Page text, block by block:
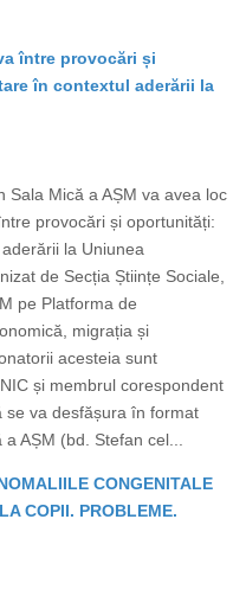
între provocări și
în contextul aderării la
Mică a AȘM va avea loc
provocări și oportunități:
la Uniunea
de Secția Științe Sociale,
pe Platforma de
migrația și
acesteia sunt
și membrul corespondent
se va desfășura în format
AȘM (bd. Stefan cel...
CONGENITALE
COPII. PROBLEME.